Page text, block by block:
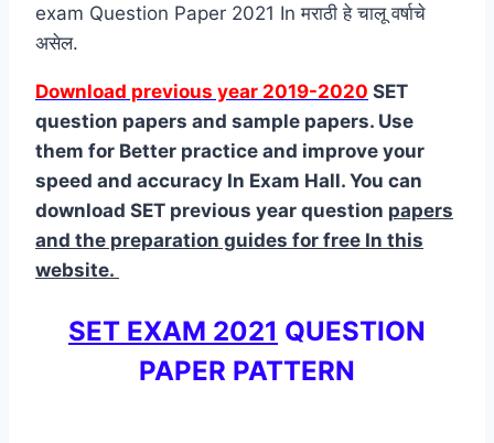
exam Question Paper 2021 In मराठी हे चालू वर्षाचे
असेल.
Download previous year 2019-2020 SET
question papers and sample papers. Use
them for Better practice and improve your
speed and accuracy In Exam Hall. You can
download SET previous year question papers
and the preparation guides for free In this
website.
SET EXAM 2021 QUESTION
PAPER PATTERN